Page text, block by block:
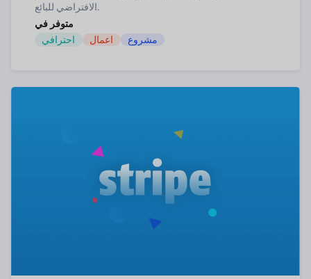
الافتراضي للبائع.
متوفر في
احترافي
اعمال مشروع